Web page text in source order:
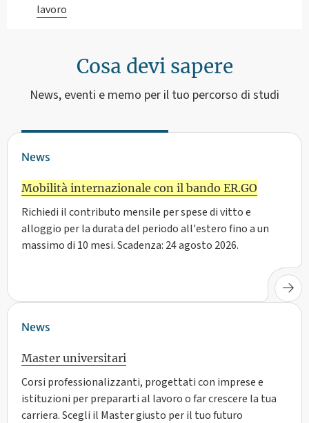
lavoro
Cosa devi sapere
News, eventi e memo per il tuo percorso di studi
News
Mobilità internazionale con il bando ER.GO
Richiedi il contributo mensile per spese di vitto e
alloggio per la durata del periodo all'estero fino a un
massimo di 10 mesi. Scadenza: 24 agosto 2026.
News
Master universitari
Corsi professionalizzanti, progettati con imprese e
istituzioni per prepararti al lavoro o far crescere la tua
carriera. Scegli il Master giusto per il tuo futuro